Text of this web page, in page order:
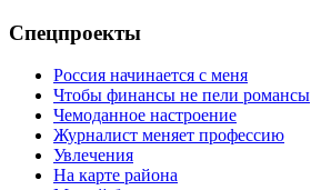
Спецпроекты
Россия начинается с меня
Чтобы финансы не пели романсы
Чемоданное настроение
Журналист меняет профессию
Увлечения
На карте района